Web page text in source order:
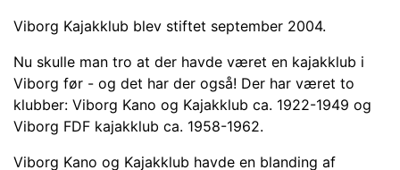
Viborg Kajakklub blev stiftet september 2004.
Nu skulle man tro at der havde været en kajakklub i
Viborg før - og det har der også! Der har været to
klubber: Viborg Kano og Kajakklub ca. 1922-1949 og
Viborg FDF kajakklub ca. 1958-1962.
Viborg Kano og Kajakklub havde en blanding af